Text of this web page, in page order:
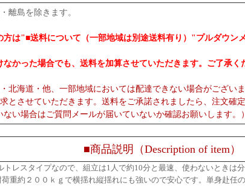
離島を除きます。
は"■送料について（一部地域は別途送料有り）"プルダウン
かった場合でも、送料を加算させていただきます。ご了承く
北海道・他、一部地域においては配達できない場合がございま
とさせていただきます。送料をご承諾されましたら、注文確
ない場合はご質問メールが届いていないか確認お願いします。）
■商品説明（Description of item）
トレスタイプなので、組立は1人で約10分と最速、使わないときは
重約２００ｋｇで横揺れ縦揺れにも強いので安心です。単身赴任